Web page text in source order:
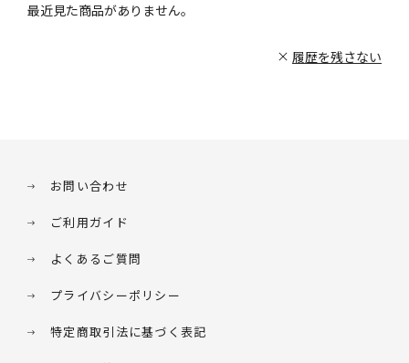
最近見た商品がありません。
履歴を残さない
お問い合わせ
ご利用ガイド
よくあるご質問
プライバシーポリシー
特定商取引法に基づく表記